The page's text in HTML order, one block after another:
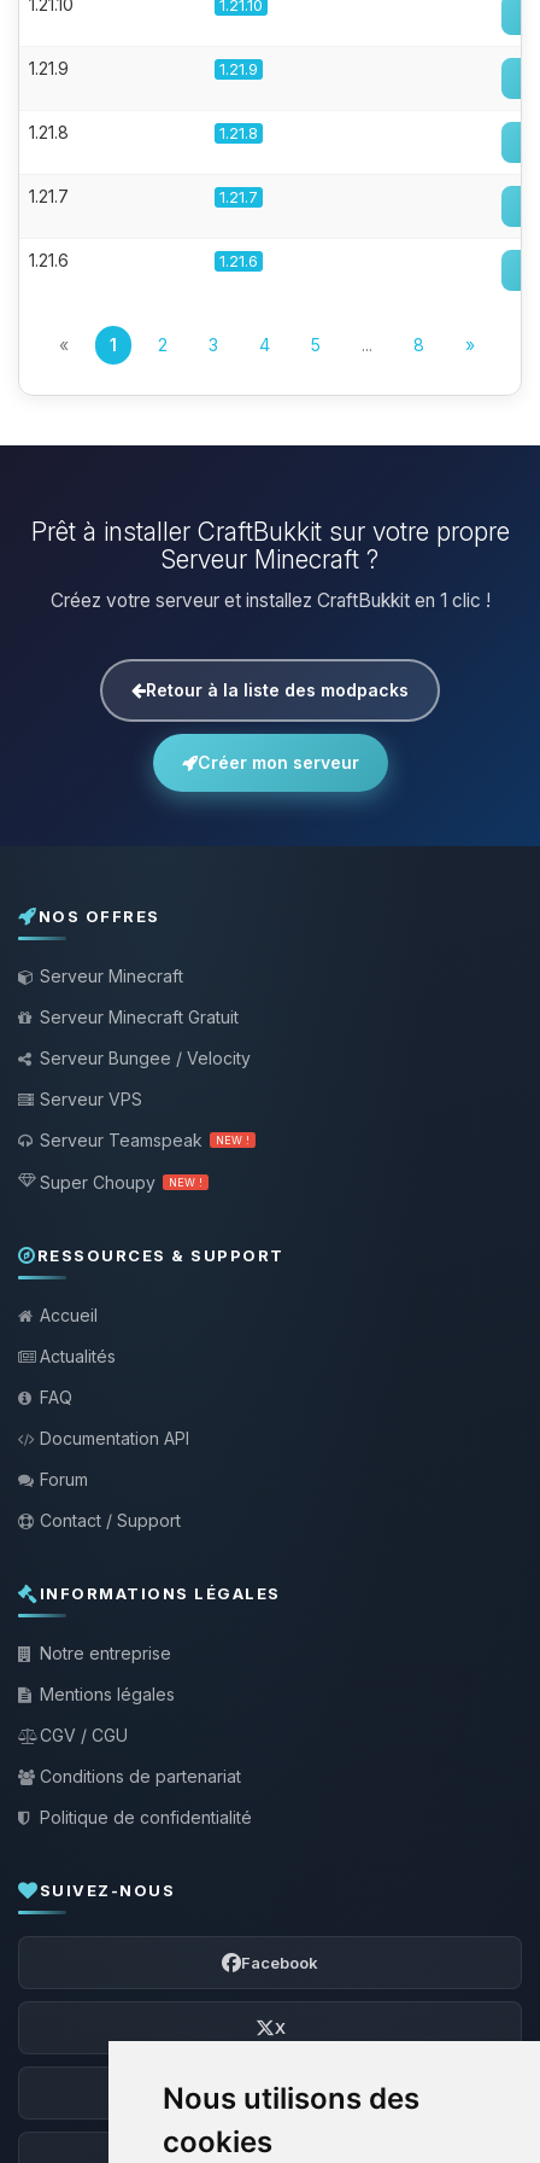
Nous utilisons des
cookies
1.21.10 1.21.10
1.21.9 1.21.9
1.21.8 1.21.8
1.21.7 1.21.7
1.21.6 1.21.6
« 1 2 3 4 5 ... 8 »
Prêt à installer CraftBukkit sur votre propre
Serveur Minecraft ?
Créez votre serveur et installez CraftBukkit en 1 clic !
Retour à la liste des modpacks
Créer mon serveur
NOS OFFRES
Serveur Minecraft
Serveur Minecraft Gratuit
Serveur Bungee / Velocity
Serveur VPS
Serveur Teamspeak
NEW !
Super Choupy NEW !
RESSOURCES & SUPPORT
Accueil
Actualités
FAQ
Documentation API
Forum
Contact / Support
INFORMATIONS LÉGALES
Notre entreprise
Mentions légales
CGV / CGU
Conditions de partenariat
Politique de confidentialité
SUIVEZ-NOUS
Facebook
X
Discord
Forum